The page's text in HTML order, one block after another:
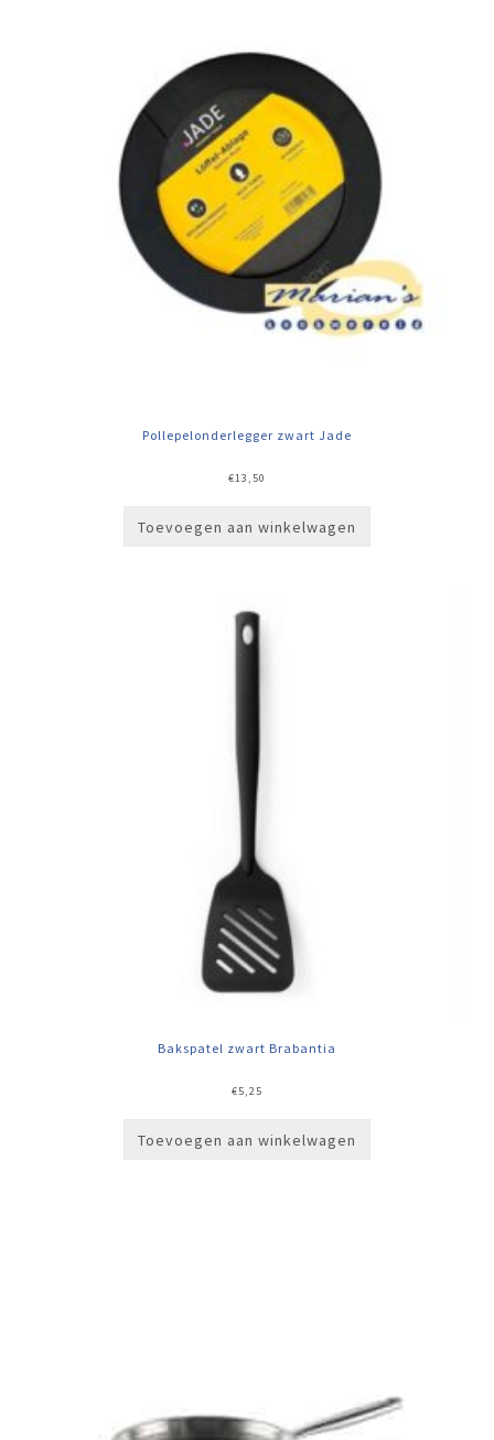
Pollepelonderlegger zwart Jade
€13,50
Toevoegen aan winkelwagen
Bakspatel zwart Brabantia
€5,25
Toevoegen aan winkelwagen